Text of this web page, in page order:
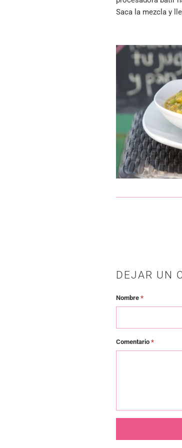
Saca la mezcla y
DEJAR UN
Nombre *
Comentario *